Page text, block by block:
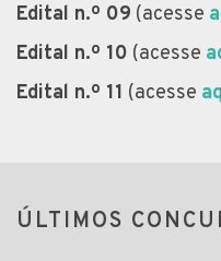
Edital n.º 09 (acesse
Edital n.º 10 (acesse
Edital n.º 11 (acesse
ÚLTIMOS